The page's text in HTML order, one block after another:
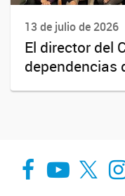
13 de julio de 2026
El director del
dependencias
Facebook
You Tube